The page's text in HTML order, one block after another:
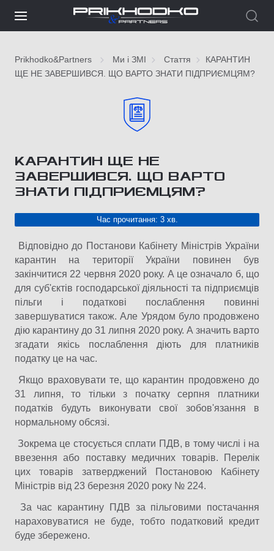
Prikhodko&Partners Ми і ЗМІ Стаття
КАРАНТИН
ЩЕ НЕ ЗАВЕРШИВСЯ. ЩО ВАРТО ЗНАТИ ПІДПРИЄМЦЯМ?
КАРАНТИН ЩЕ НЕ
ЗАВЕРШИВСЯ. ЩО ВАРТО
ЗНАТИ ПІДПРИЄМЦЯМ?
Час прочитання: 3 хв.
Відповідно до Постанови Кабінету Міністрів України
карантин на території України повинен був
закінчитися 22 червня 2020 року. А це означало б, що
для суб'єктів господарської діяльності та підприємців
пільги і податкові послаблення повинні
завершуватися також. Але Урядом було продовжено
дію карантину до 31 липня 2020 року. А значить варто
згадати якісь послаблення діють для платників
податку це на час.
Якщо враховувати те, що карантин продовжено до
31 липня, то тільки з початку серпня платники
податків будуть виконувати свої зобов'язання в
нормальному обсязі.
Зокрема це стосується сплати ПДВ, в тому числі і на
ввезення або поставку медичних товарів. Перелік
цих товарів затверджений Постановою Кабінету
Міністрів від 23 березня 2020 року № 224.
За час карантину ПДВ за пільговими постачання
нараховуватися не буде, тобто податковий кредит
буде збережено.